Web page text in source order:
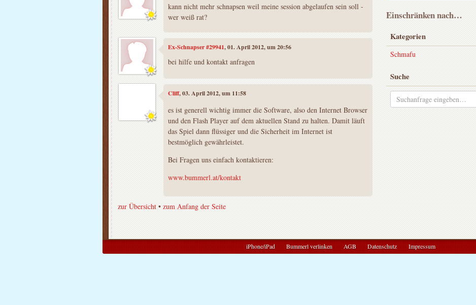
kann nicht mehr schnapsen weil meine session abgelaufen sein soll -
wer weiß rat?
Ex-Schnapser #29941, 01. April 2012, um 20:56
bei hilfe und kontakt anfragen
Cliff, 03. April 2012, um 11:58
es ist generell wichtig immer die Software, also den Internet Browser
und den Flash Player auf dem aktuellen Stand zu halten. Damit läuft
das Spiel dann flüssiger und die Sicherheit im Internet ist
bestmöglich gewährleistet.
Bei Fragen uns einfach kontaktieren:
www.bummerl.at/kontakt
zur Übersicht • zum Anfang der Seite
Einschränken nach…
Kategorien
Schmafu
Suche
iPhone/iPad Bummerl verlinken AGB Datenschutz Impressum